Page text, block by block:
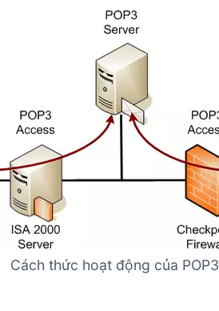
Cách thức hoạt động của POP3